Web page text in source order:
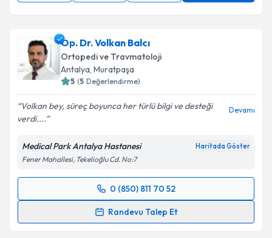
Op. Dr. Volkan Balcı
Ortopedi ve Travmatoloji
Antalya, Muratpaşa
5 (5 Değerlendirme)
Volkan bey, süreç boyunca her türlü bilgi ve desteği
verdi....
Devamı
Medical Park Antalya Hastanesi Haritada Göster
Fener Mahallesi, Tekelioğlu Cd. No:7
0 (850) 811 70 52
Randevu Talep Et
Randevu Takvimi Talebi